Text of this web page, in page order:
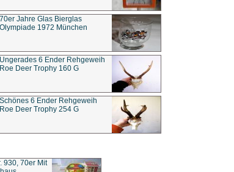
70er Jahre Glas Bierglas
Olympiade 1972 München
Ungerades 6 Ender Rehgeweih
Roe Deer Trophy 160 G
Schönes 6 Ender Rehgeweih
Roe Deer Trophy 254 G
930, 70er Mit